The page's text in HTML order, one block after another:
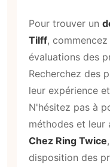
Pour trouver un
Tilff,
évaluations des
Recherchez des
leur expérience
N'hésitez pas à
méthodes et leur
Chez Ring Twice
disposition des